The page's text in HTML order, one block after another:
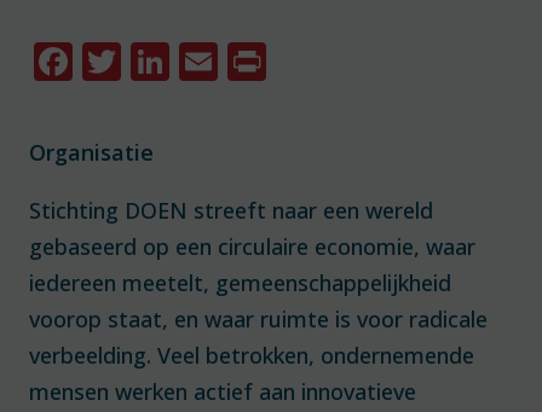
Facebook
Twitter
LinkedIn
Email
Organisatie
Stichting DOEN streeft naar een wereld
gebaseerd op een circulaire economie, waar
iedereen meetelt, gemeenschappelijkheid
voorop staat, en waar ruimte is voor radicale
verbeelding. Veel betrokken, ondernemende
mensen werken actief aan innovatieve